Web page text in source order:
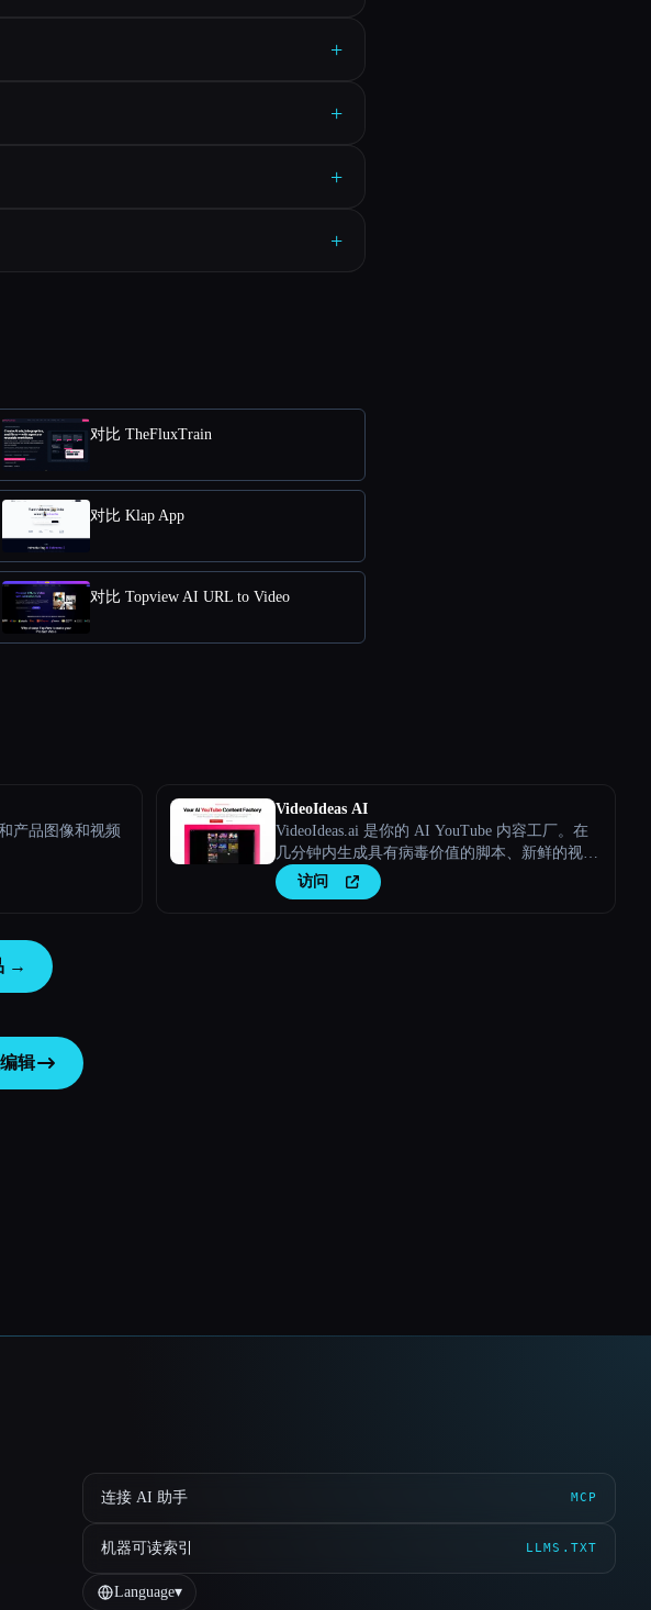
+
+
+
+
对比 TheFluxTrain
对比 Klap App
对比 Topview AI URL to Video
产品图像和视频
VideoIdeas AI
VideoIdeas.ai 是你的 AI YouTube 内容工厂。在
几分钟内生成具有病毒价值的脚本、新鲜的视频
创意和引人入胜的内容。
访问
→
辑
连接 AI 助手 MCP
机器可读索引 LLMS.TXT
Language▾